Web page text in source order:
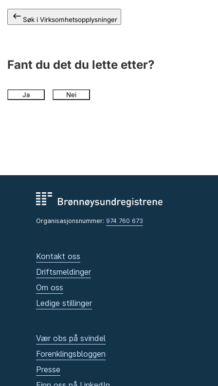
Søk i Virksomhetsopplysninger
Fant du det du lette etter?
Ja Nei
Organisasjonsnummer: 974 760 673
Kontakt oss
Driftsmeldinger
Om oss
Ledige stillinger
Vær obs på svindel
Forenklingsbloggen
Presse